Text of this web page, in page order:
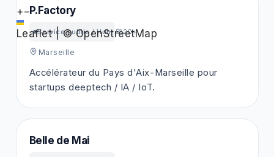
+−
Leaflet |©OpenStreetMap
P.Factory
Service public / Hub 20+
Marseille
Accélérateur du Pays d'Aix-Marseille pour
startups deeptech / IA / IoT.
Belle de Mai